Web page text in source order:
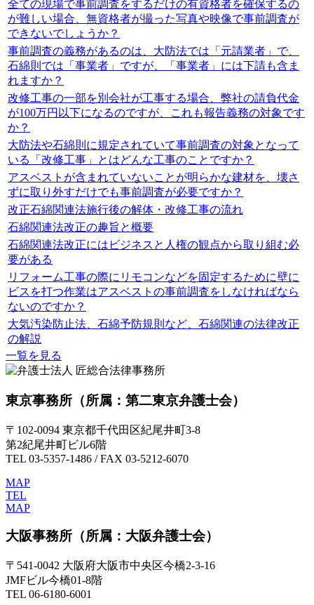
全ての現場で事前調査をするだけの有資格者を確保するの
が難しい場合、無資格者が撮った写真や映像で事前調査が
できないでしょうか？
事前調査の義務があるのは、大防法では「元請業者」で、
石綿則では「事業者」ですが、「事業者」には下請も含ま
れますか？
改修工事の一部を別会社が工事する場合、弊社の請負代金
が100万円以下になるのですが、これも報告義務の対象です
か？
大防法や石綿則に規定されていて事前調査の対象となって
いる「改修工事」とはどんな工事のことですか？
アスベストが含まれていないことが明らかな建材を、壊さ
ずに取り外すだけでも事前調査が必要ですか？
改正石綿関連法施行後の解体・改修工事の流れ
石綿関連法改正の趣旨と概要
石綿関連法改正にはビジネスと人権の観点から取り組む必
要がある
リフォーム工事の際にリモコンなどを固定するために壁に
ビスを打つ作業はアスベストの事前調査をしなければなら
ないのですか？
大気汚染防止法、石綿予防規則など、石綿関連の法律改正
の解説
一覧を見る
東京事務所 （所属：第二東京弁護士会）
〒102-0094 東京都千代田区紀尾井町3-8
第2紀尾井町ビル6階
TEL 03-5357-1486 / FAX 03-5212-6070
MAP
TEL
MAP
大阪事務所 （所属：大阪弁護士会）
〒541-0042 大阪府大阪市中央区今橋2-3-16
JMFビル今橋01-8階
TEL 06-6180-6001